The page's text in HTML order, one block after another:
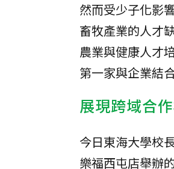
然而受少子化影
畜牧產業的人才
農業與健康人才
第一家與企業結
展現跨域合
今日東海大學校
樂福西屯店舉辦